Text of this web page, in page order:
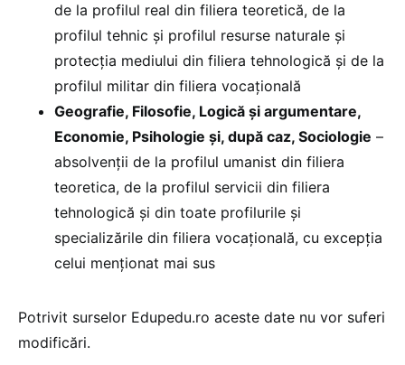
de la profilul real din filiera teoretică, de la
profilul tehnic și profilul resurse naturale și
protecția mediului din filiera tehnologică și de la
profilul militar din filiera vocațională
Geografie, Filosofie, Logică și argumentare,
Economie, Psihologie și, după caz, Sociologie –
absolvenții de la profilul umanist din filiera
teoretica, de la profilul servicii din filiera
tehnologică și din toate profilurile și
specializările din filiera vocațională, cu excepția
celui menționat mai sus
Potrivit surselor Edupedu.ro aceste date nu vor suferi
modificări.